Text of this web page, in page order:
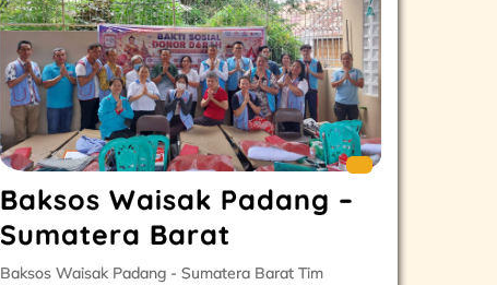
Baksos Waisak Padang –
Sumatera Barat
Baksos Waisak Padang - Sumatera Barat Tim